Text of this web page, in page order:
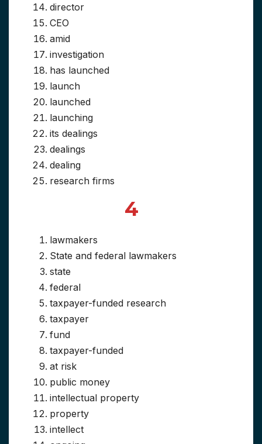
director
CEO
amid
investigation
has launched
launch
launched
launching
its dealings
dealings
dealing
research firms
4
lawmakers
State and federal lawmakers
state
federal
taxpayer-funded research
taxpayer
fund
taxpayer-funded
at risk
public money
intellectual property
property
intellect